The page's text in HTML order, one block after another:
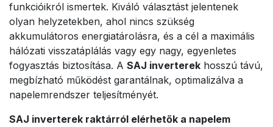
funkcióikról ismertek. Kiváló választást jelentenek
olyan helyzetekben, ahol nincs szükség
akkumulátoros energiatárolásra, és a cél a maximális
hálózati visszatáplálás vagy egy nagy, egyenletes
fogyasztás biztosítása. A SAJ inverterek hosszú távú,
megbízható működést garantálnak, optimalizálva a
napelemrendszer teljesítményét.
SAJ inverterek raktárról elérhetők a napelem